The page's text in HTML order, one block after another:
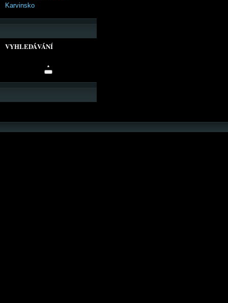
Karvinsko
VYHLEDÁVÁNÍ